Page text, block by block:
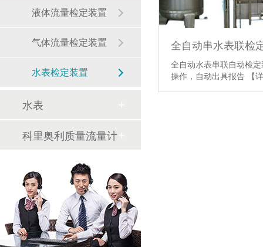
全自动串水表联检
全自动水表串联自动检
操作，自动出具报告 【
液体流量检定装置
气体流量检定装置
水表检定装置
水表
科里奥利质量流量计